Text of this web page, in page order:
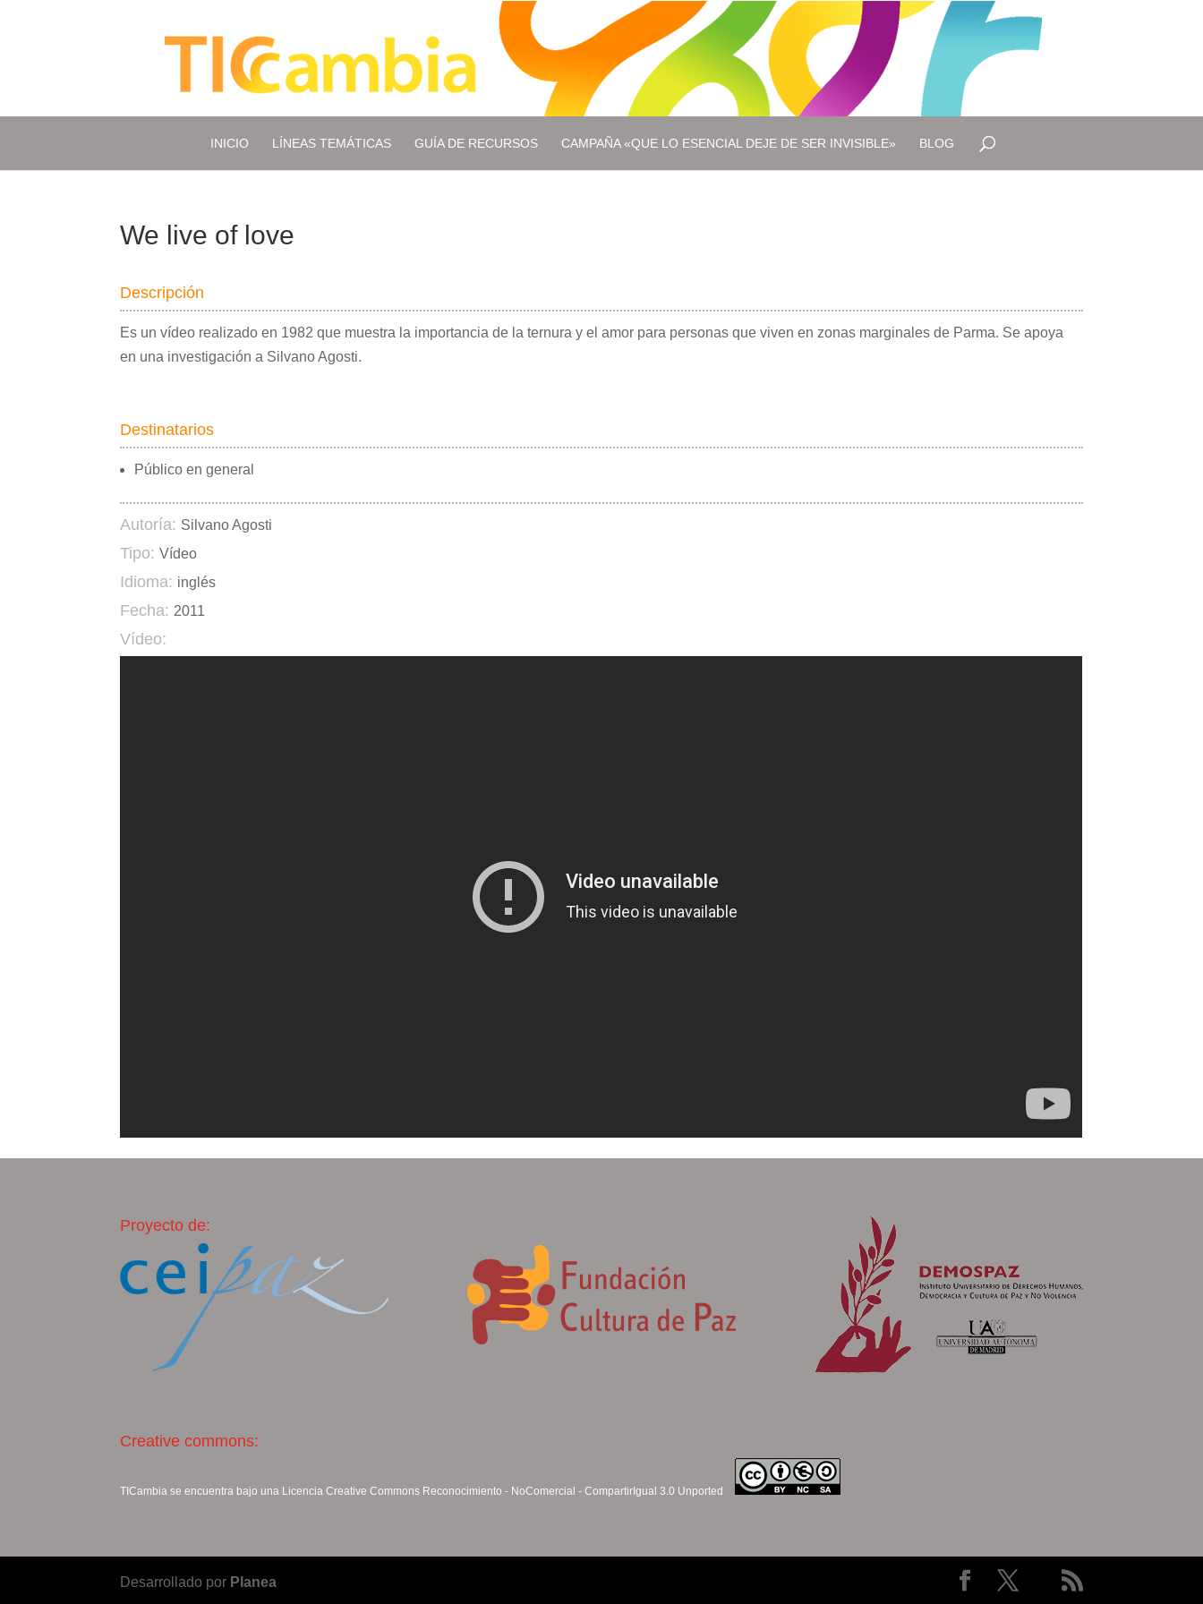
INICIO LÍNEAS TEMÁTICAS GUÍA DE RECURSOS CAMPAÑA «QUE LO ESENCIAL DEJE DE SER INVISIBLE» BLOG
We live of love
Descripción
Es un vídeo realizado en 1982 que muestra la importancia de la ternura y el amor para personas que viven en zonas marginales de Parma. Se apoya
en una investigación a Silvano Agosti.
Destinatarios
Público en general
Autoría: Silvano Agosti
Tipo: Vídeo
Idioma: inglés
Fecha: 2011
Vídeo:
Proyecto de:
Creative commons:
TICambia se encuentra bajo una LicenciaCreative Commons Reconocimiento - NoComercial - CompartirIgual 3.0 Unported
Desarrollado por Planea